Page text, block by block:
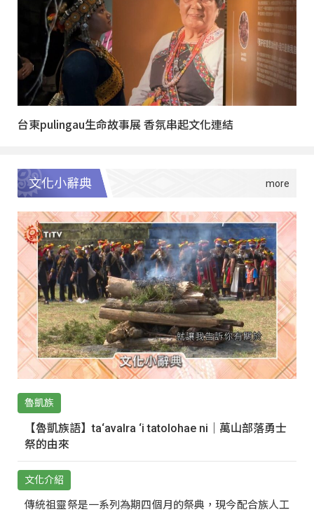
台東pulingau生命故事展 香氛串起文化連結
文化小辭典
魯凱族
【魯凱族語】ta‘avalra ‘i tatolohae ni｜萬山部落勇士
祭的由來
文化介紹
傳統祖靈祭是一系列為期四個月的祭典，現今配合族人工